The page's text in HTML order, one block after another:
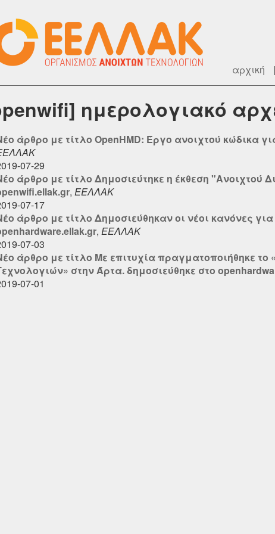
αρχική |
ημερολογιακό
άρθρο με τίτλο OpenHMD: Έργο ανοιχτού κώδικα
07-29
άρθρο με τίτλο Δημοσιεύτηκε η έκθεση "Ανοιχτού
, ΕΕΛΛΑΚ
07-17
άρθρο με τίτλο Δημοσιεύθηκαν οι νέοι κανόνες
, ΕΕΛΛΑΚ
07-03
άρθρο με τίτλο Με επιτυχία πραγματοποιήθηκε
στην Άρτα. δημοσιεύθηκε στο
07-01